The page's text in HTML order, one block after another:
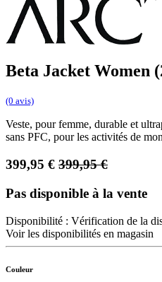
Beta Jacket Women
(0 avis)
Veste, pour femme, durable et
sans PFC, pour les activités de
399,95 € 399,95€
Pas disponible à la vente
Disponibilité : Vérification de la
Voir les disponibilités en magasin
Couleur